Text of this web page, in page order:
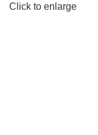
Click to enlarge